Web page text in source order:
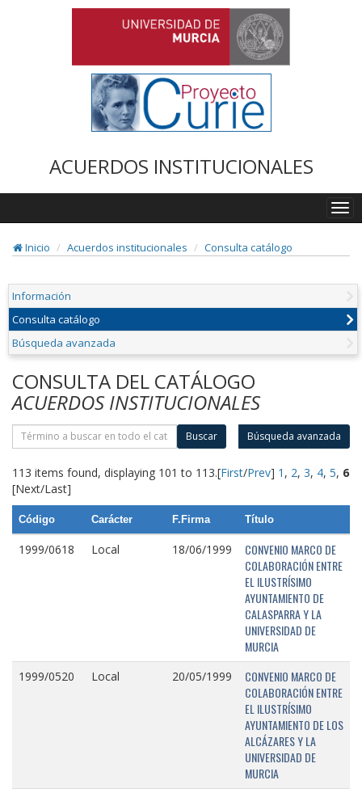
ACUERDOS INSTITUCIONALES
Inicio
Acuerdos institucionales Consulta catálogo
Información
Consulta catálogo
Búsqueda avanzada
CONSULTA DEL CATÁLOGO
ACUERDOS INSTITUCIONALES
Buscar Búsqueda avanzada
113 items found, displaying 101 to 113.[First/Prev] 1 , 2, 3, 4, 5, 6
[Next/Last]
Código Carácter F.Firma Título
1999/0618 Local 18/06/1999
CONVENIO MARCO DE
COLABORACIÓN ENTRE
EL ILUSTRÍSIMO
AYUNTAMIENTO DE
CALASPARRA Y LA
UNIVERSIDAD DE
MURCIA
1999/0520 Local 20/05/1999
CONVENIO MARCO DE
COLABORACIÓN ENTRE
EL ILUSTRÍSIMO
AYUNTAMIENTO DE LOS
ALCÁZARES Y LA
UNIVERSIDAD DE
MURCIA